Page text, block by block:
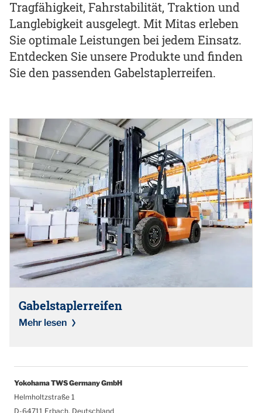
Tragfähigkeit, Fahrstabilität, Traktion und
Langlebigkeit ausgelegt. Mit Mitas erleben
Sie optimale Leistungen bei jedem Einsatz.
Entdecken Sie unsere Produkte und finden
Sie den passenden Gabelstaplerreifen.
Gabelstaplerreifen
Mehr lesen
Yokohama TWS Germany GmbH
Helmholtzstraße 1
D-64711 Erbach, Deutschland